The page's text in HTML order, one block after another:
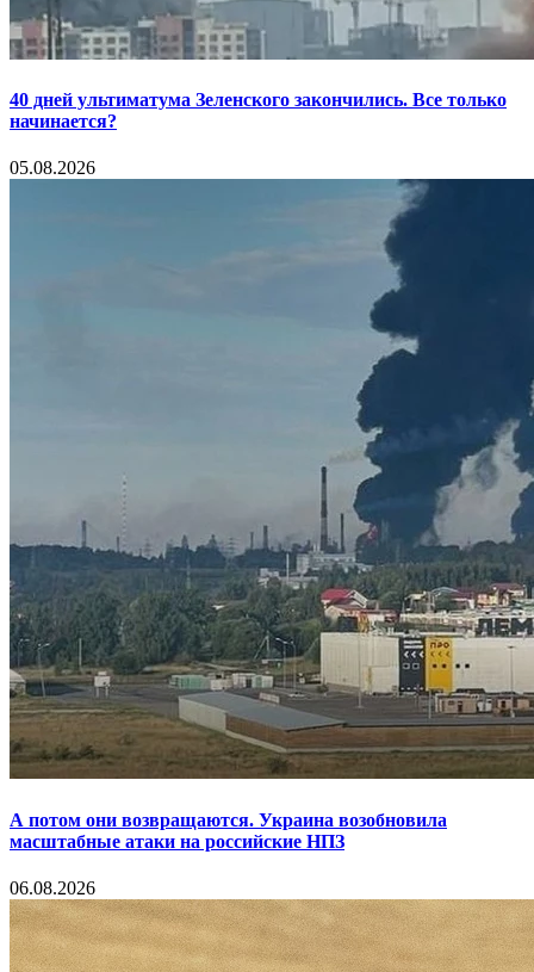
40 дней ультиматума Зеленского закончились. Все только
начинается?
05.08.2026
А потом они возвращаются. Украина возобновила
масштабные атаки на российские НПЗ
06.08.2026